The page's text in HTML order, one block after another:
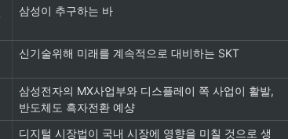
삼성이 추구하는 바
신기술위해 미래를 계속적으로 대비하는 SKT
삼성전자의 MX사업부와 디스플레이 쪽 사업이 활발,
반도체도 흑자전환 예샹
디지털 시장법이 국내 시장에 영향을 미칠 것으로 생